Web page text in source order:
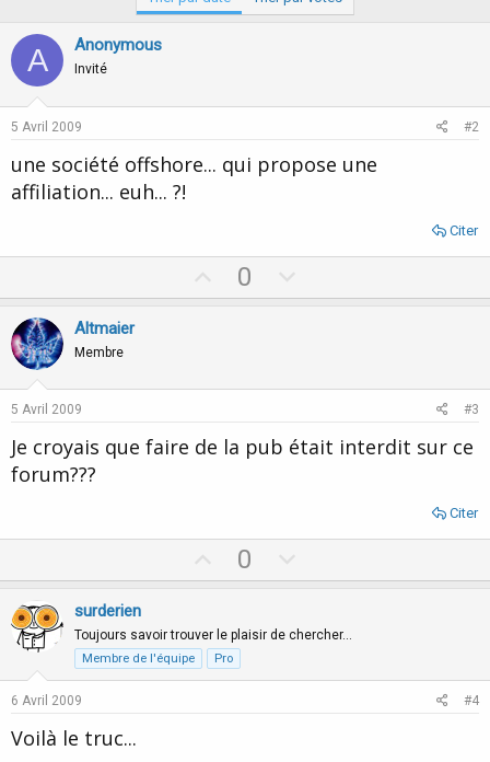
A Anonymous
Invité
5 Avril 2009 #2
une société offshore... qui propose une
affiliation... euh... ?!
Citer
p
t
0
o
v
t
e
Altmaier
Membre
5 Avril 2009 #3
Je croyais que faire de la pub était interdit sur ce
forum???
Citer
p
o
t
e
0
o
n
o
surderien
Toujours savoir trouver le plaisir de chercher…
Membre de l'équipe Pro
6 Avril 2009 #4
Voilà le truc...